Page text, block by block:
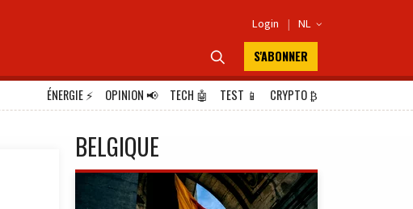
Login | NL 
 S'ABONNER
ÉNERGIE⚡ OPINION📢 TECH 🤖 TEST 📱 CRYPTO₿
BELGIQUE